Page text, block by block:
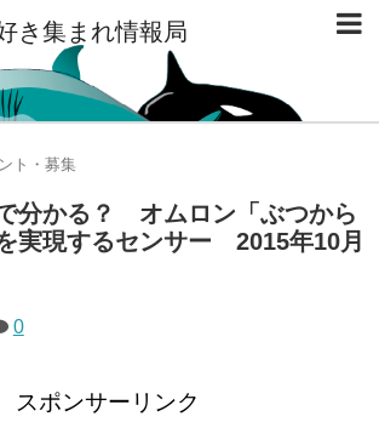
き集まれ情報局
ト・募集
分かる？ オムロン「ぶつから
実現するセンサー 2015年10月
0
スポンサーリンク